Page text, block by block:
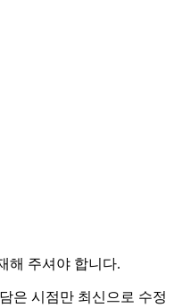
해 주셔야 합니다.
은 시점만 최신으로 수정